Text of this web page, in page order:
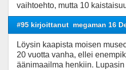
vaihtoehto, mutta 10
#95 kirjoittanut megaman 16
Löysin kaapista moisen
20 vuotta vanha, ellei
äänimaailma henkiin.